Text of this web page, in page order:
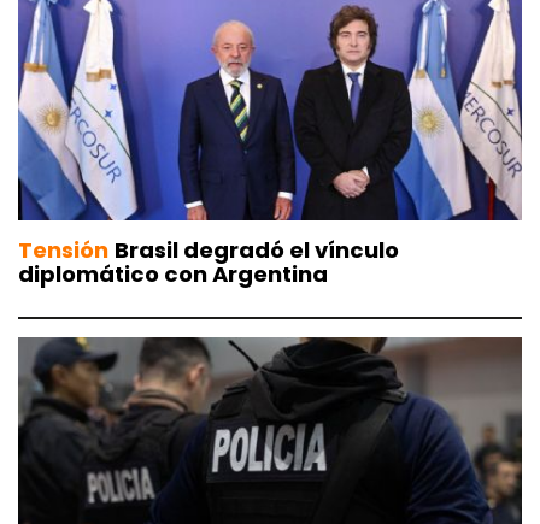
Tensión Brasil degradó el vínculo
diplomático con Argentina